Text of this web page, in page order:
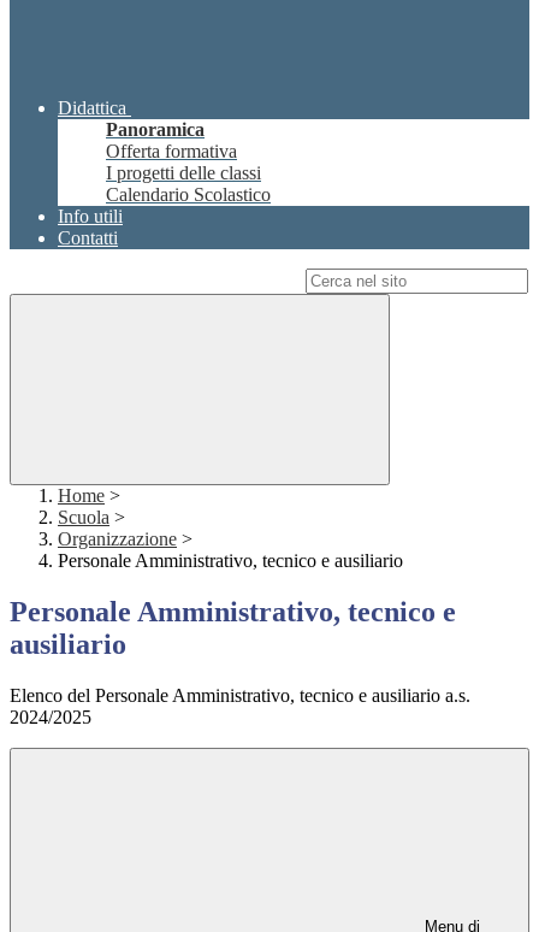
Didattica
Panoramica
Offerta formativa
I progetti delle classi
Calendario Scolastico
Info utili
Contatti
Home >
Scuola >
Organizzazione >
Personale Amministrativo, tecnico e ausiliario
Personale Amministrativo, tecnico e
ausiliario
Elenco del Personale Amministrativo, tecnico e ausiliario a.s.
2024/2025
Menu di